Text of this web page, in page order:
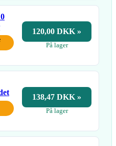
120,00 DKK »
På lager
138,47 DKK »
På lager